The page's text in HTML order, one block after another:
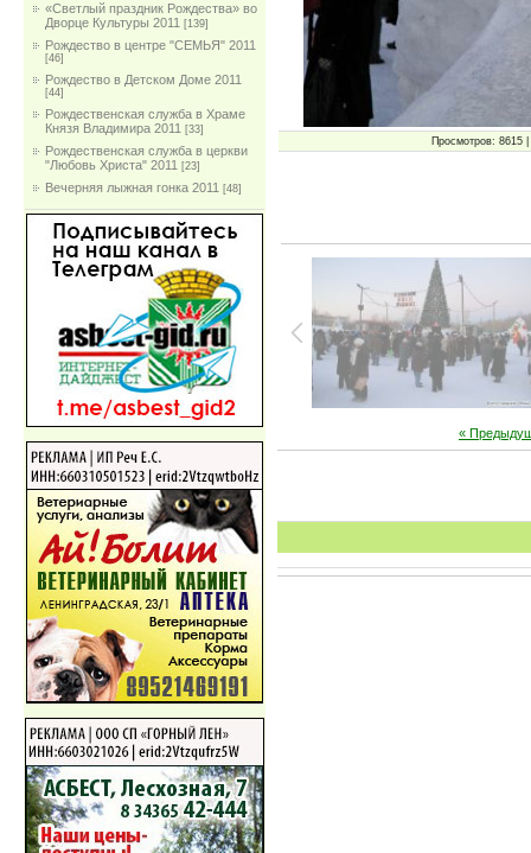
«Светлый праздник Рождества» во
Дворце Культуры 2011 [139]
Рождество в центре "СЕМЬЯ" 2011
[46]
Рождество в Детском Доме 2011
[44]
Рождественская служба в Храме
Князя Владимира 2011 [33]
Рождественская служба в церкви
"Любовь Христа" 2011 [23]
Вечерняя лыжная гонка 2011 [48]
Просмотров: 8615
«